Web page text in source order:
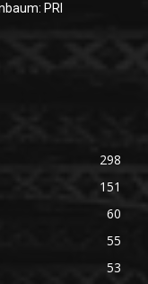
PRI
298
151
60
55
53